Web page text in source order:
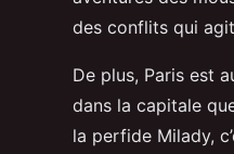
des conflits qui
De plus, Paris est
dans la capitale
la perfide Milady,